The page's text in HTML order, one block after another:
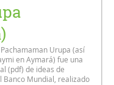
Urupa (así
en Aymará) fue una
(pdf) de ideas de
Banco Mundial, realizado